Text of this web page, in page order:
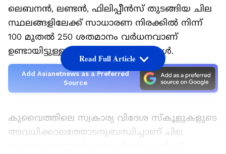
ലെബനൻ, ലണ്ടൻ, ഫിലിപ്പീന്‍സ് തുടങ്ങിയ ചില
സ്ഥലങ്ങളിലേക്ക് സാധാരണ നിരക്കിൽ നിന്ന്
100 മുതൽ 250 ശതമാനം വർധനവാണ്
ഉണ്ടായിട്ടുള്ളതെന്നാണ് റിപ്പോർട്ടുകൾ.
Add Asianetnews as a Preferred
Source
കുവൈത്തിലെ സ്വകാര്യ വിദേശ സ്‌കൂളുകളുടെ
അവധിക്കാലത്തോടനുബന്ധിച്ചാണ് ചില
Read Full Article